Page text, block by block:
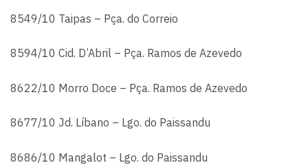
8549/10 Taipas – Pça. do Correio
8594/10 Cid. D’Abril – Pça. Ramos de Azevedo
8622/10 Morro Doce – Pça. Ramos de Azevedo
8677/10 Jd. Líbano – Lgo. do Paissandu
8686/10 Mangalot – Lgo. do Paissandu